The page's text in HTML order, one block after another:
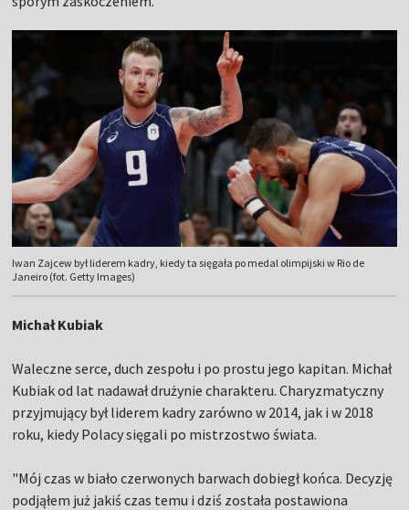
Iwan Zajcew był liderem kadry, kiedy ta sięgała po medal olimpijski w Rio de
Janeiro (fot. Getty Images)
Michał Kubiak
Waleczne serce, duch zespołu i po prostu jego kapitan. Michał
Kubiak od lat nadawał drużynie charakteru. Charyzmatyczny
przyjmujący był liderem kadry zarówno w 2014, jak i w 2018
roku, kiedy Polacy sięgali po mistrzostwo świata.
"Mój czas w biało czerwonych barwach dobiegł końca. Decyzję
podjąłem już jakiś czas temu i dziś została postawiona